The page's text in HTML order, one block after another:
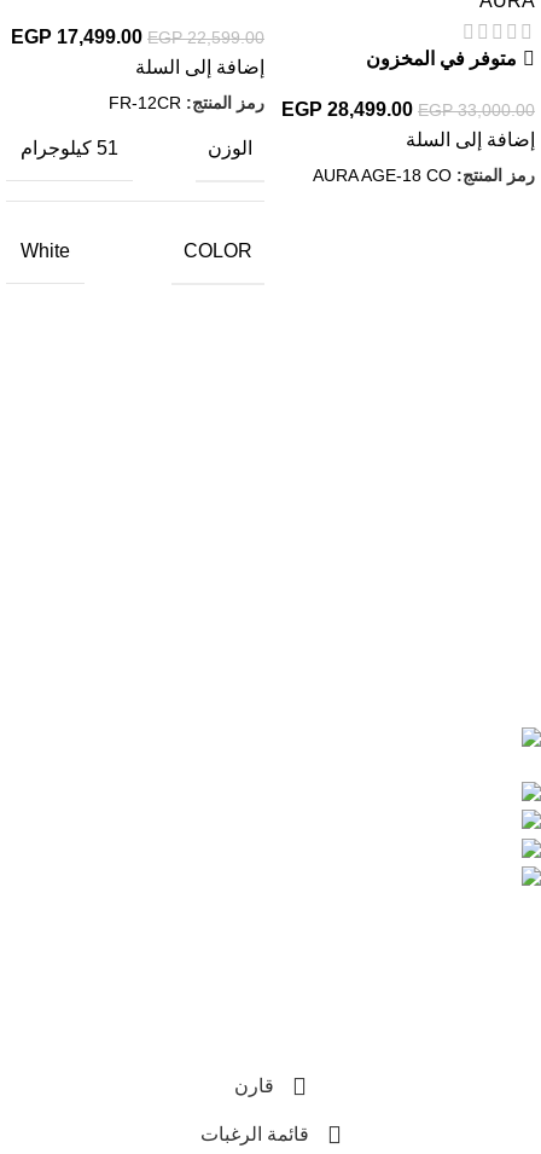
متوفر في المخزون
EGP33,000.00
EGP 28,499.00
إضافة إلى السلة
رمز المنتج: AURA AGE-18 CO
EGP22,599.00
EGP 17,499.00
إضافة إلى السلة
رمز المنتج: FR-12CR
الوزن 51 كيلوجرام
COLOR
White
قارن
قائمة الرغبات